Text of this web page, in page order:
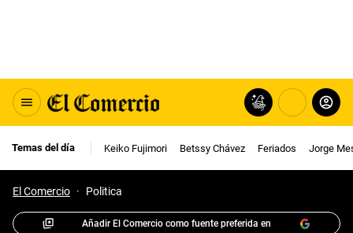
Temas del día Keiko Fujimori Betssy Chávez Feriados Jorge
El Comercio · Politica
Añadir El Comercio como fuente preferida en